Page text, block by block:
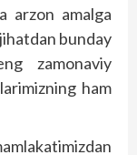
arzon amalga
bunday
zamonaviy
ham